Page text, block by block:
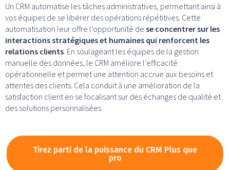
Un CRM automatise les tâches administratives, permettant ainsi à
vos équipes de se libérer des opérations répétitives. Cette
automatisation leur offre l’opportunité de se concentrer sur les
interactions stratégiques et humaines qui renforcent les
relations clients . En soulageant les équipes de la gestion
manuelle des données, le CRM améliore l’efficacité
opérationnelle et permet une attention accrue aux besoins et
attentes des clients. Cela conduit à une amélioration de la
satisfaction client en se focalisant sur des échanges de qualité et
des solutions personnalisées.
Tirez parti de la puissance du CRM Plus que
pro